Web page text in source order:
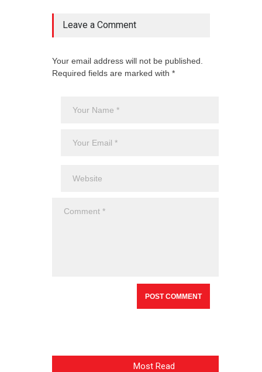
Leave a Comment
Your email address will not be published.
Required fields are marked with *
Most Read